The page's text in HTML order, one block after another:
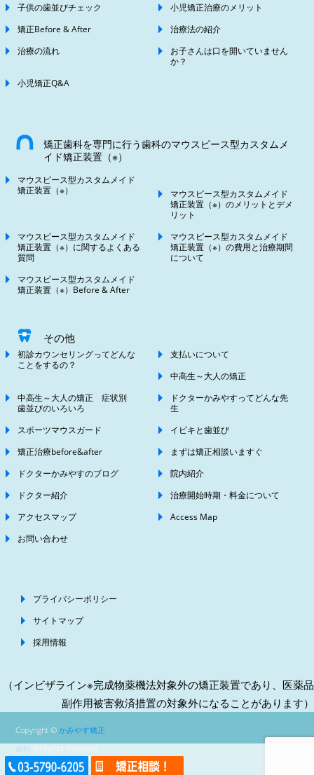
子供の歯並びチェック
小児矯正治療のメリット
矯正Before & After
治療法の紹介
治療の流れ
お子さんは口を開いていません
か？
小児矯正Q&A
矯正歯科を専門に行う歯科のマウスピース型カスタムメ
イド矯正装置（※）
マウスピース型カスタムメイド
矯正装置（※）
マウスピース型カスタムメイド
矯正装置（※）のメリットとデメ
リット
マウスピース型カスタムメイド
矯正装置（※）に関するよくある
質問
マウスピース型カスタムメイド
矯正装置（※）の費用と治療期間
について
マウスピース型カスタムメイド
矯正装置（※）Before & After
その他
初診カウンセリングってどんな
ことをするの？
支払いについて
中高生～大人の矯正
中高生～大人の矯正 症状別
歯並びのいろいろ
ドクターかみやすってどんな先
生
スポーツマウスガード
イビキと歯並び
矯正治療before&after
まずは矯正相談いますぐ
ドクターかみやすのブログ
院内紹介
ドクター紹介
治療開始時期・料金について
アクセスマップ
Access Map
お問い合わせ
プライバシーポリシー
サイトマップ
採用情報
（インビザライン※完成物薬機法対象外の矯正装置であり、医薬品
副作用被害救済措置の対象外になることがあります）
Copyright ©かみやす矯正
歯科 All Rights Reserved.